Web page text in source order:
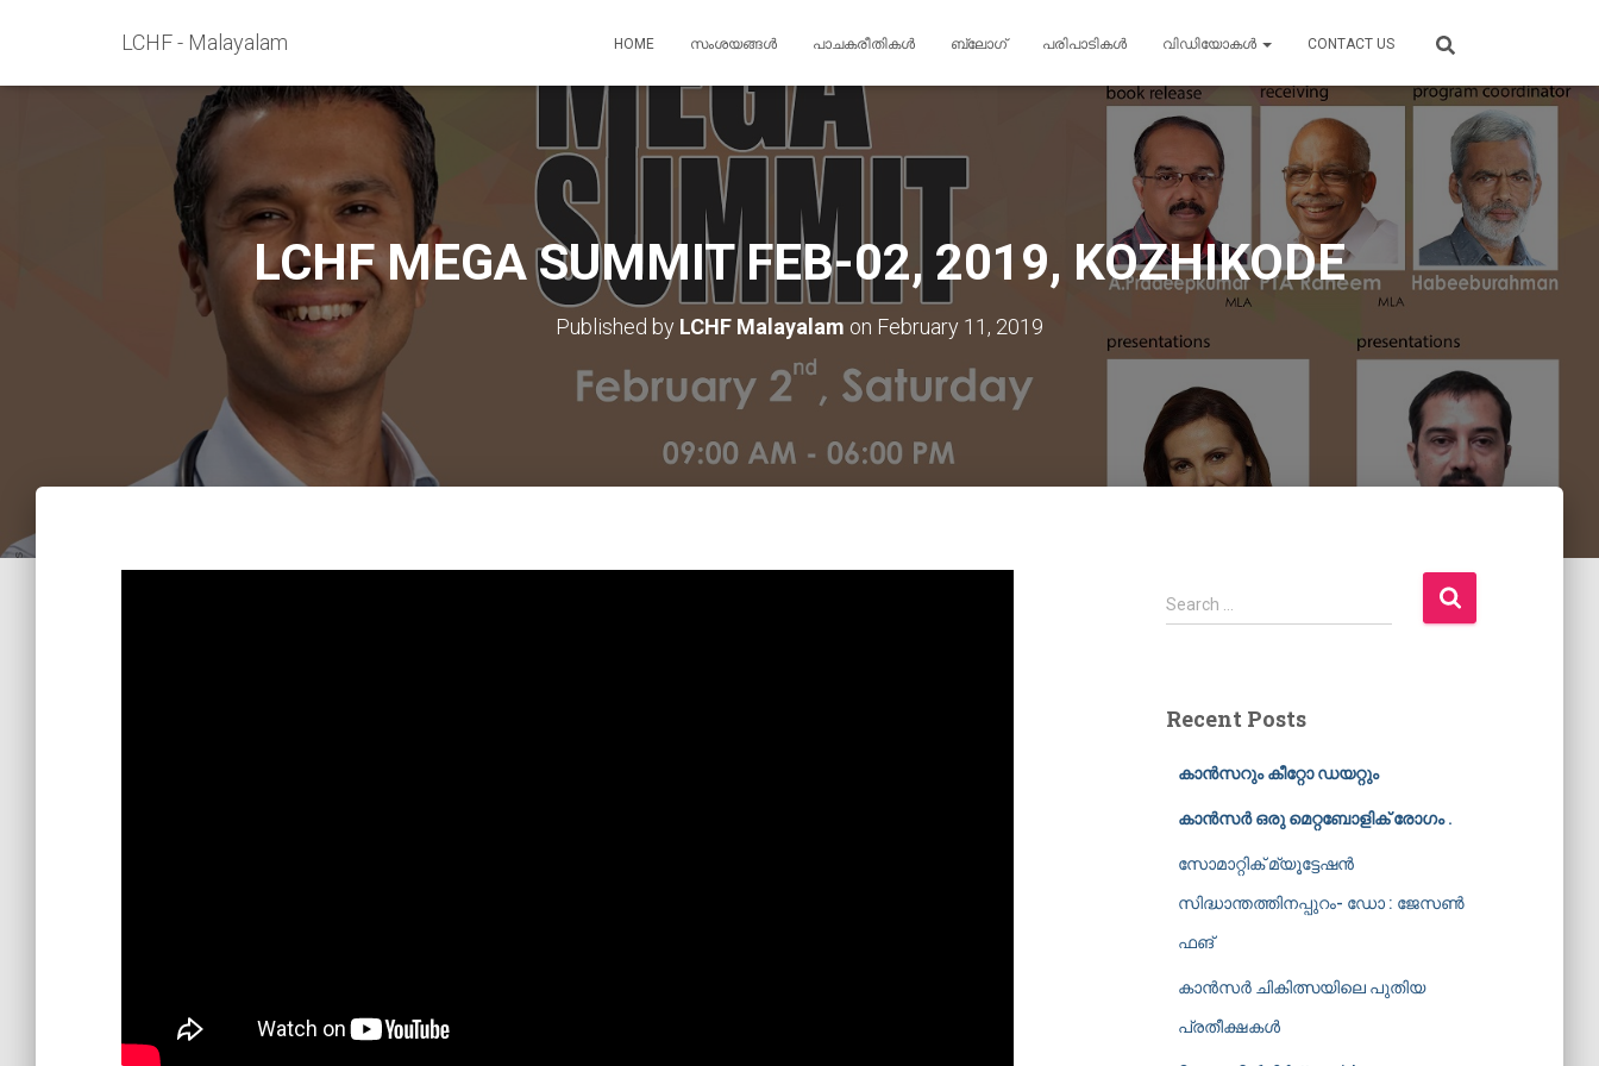
LCHF - Malayalam HOME സംശയങ്ങൾ പാചകരീതികൾ ബ്ലോഗ് പരിപാടികൾ വിഡിയോകൾ CONTACT US
LCHF MEGA SUMMIT FEB-02, 2019, KOZHIKODE
Published by LCHF Malayalam on February 11, 2019
S
e
h
Search …
Recent Posts
കാൻസറും കീറ്റോ ഡയറ്റും
കാൻസർ ഒരു മെറ്റബോളിക് രോഗം .
സോമാറ്റിക് മ്യൂട്ടേഷൻ
സിദ്ധാന്തത്തിനപ്പുറം- ഡോ : ജേസൺ
ഫങ്
കാൻസർ ചികിത്സയിലെ പുതിയ
പ്രതീക്ഷകൾ